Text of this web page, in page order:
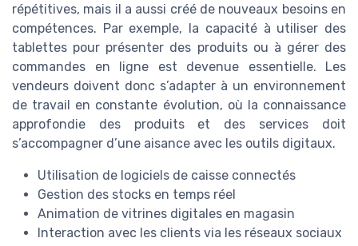
répétitives, mais il a aussi créé de nouveaux besoins en
compétences. Par exemple, la capacité à utiliser des
tablettes pour présenter des produits ou à gérer des
commandes en ligne est devenue essentielle. Les
vendeurs doivent donc s’adapter à un environnement
de travail en constante évolution, où la connaissance
approfondie des produits et des services doit
s’accompagner d’une aisance avec les outils digitaux.
Utilisation de logiciels de caisse connectés
Gestion des stocks en temps réel
Animation de vitrines digitales en magasin
Interaction avec les clients via les réseaux sociaux